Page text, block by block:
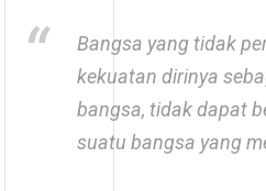
Bangsa yang tidak
kekuatan dirinya
bangsa, tidak dapat
suatu bangsa yang